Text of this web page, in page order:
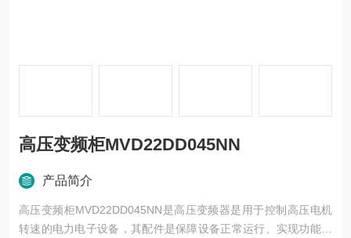
高压变频柜MVD22DD045NN
产品简介
高压变频柜MVD22DD045NN是高压变频器是用于控制高压电机
转速的电力电子设备，其配件是保障设备正常运行、实现功能扩